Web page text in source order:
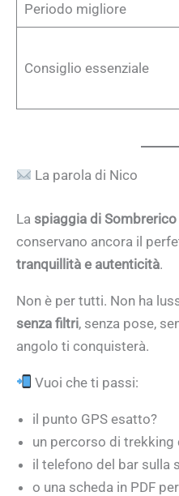
Periodo migliore
Consiglio essenziale
La parola di Nico
La spiaggia di Sombrerico
conservano ancora il
tranquillità e autenticità.
Non è per tutti. Non ha
senza filtri, senza pose,
angolo ti conquisterà.
Vuoi che ti passi:
il punto GPS esatto?
un percorso di trekking
il telefono del bar sulla
o una scheda in PDF